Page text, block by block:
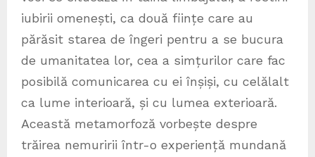
iubirii omenești, ca două ființe care au
părăsit starea de îngeri pentru a se bucura
de umanitatea lor, cea a simțurilor care fac
posibilă comunicarea cu ei înșiși, cu celălalt
ca lume interioară, și cu lumea exterioară.
Această metamorfoză vorbește despre
trăirea nemuririi într-o experiență mundană